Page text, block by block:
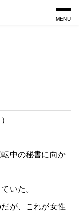
MENU
中の秘書に向か
いた。
が、これが女性